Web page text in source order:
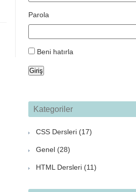
Parola
Beni hatırla
Giriş
Kategoriler
CSS Dersleri(17)
Genel(28)
HTML Dersleri(11)